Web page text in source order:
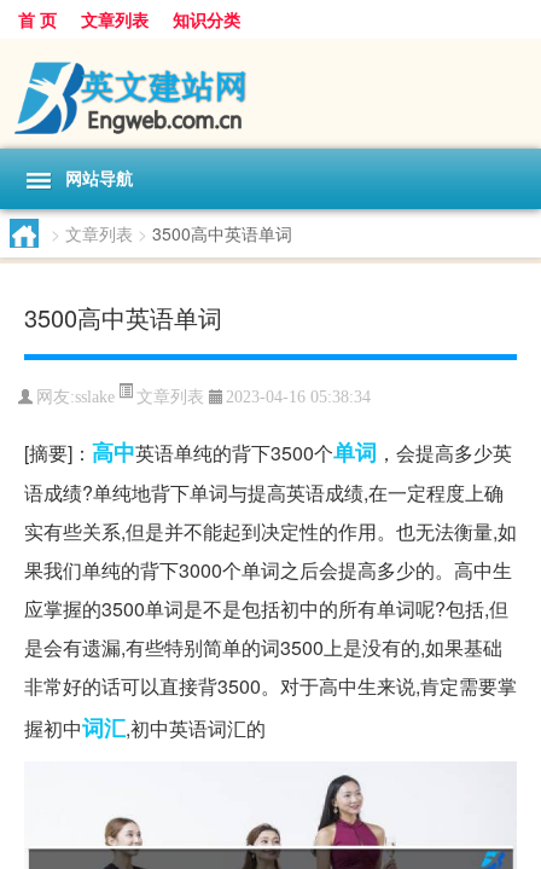
首 页 文章列表 知识分类
网站导航
> 文章列表 > 3500高中英语单词
3500高中英语单词
网友:sslake 文章列表 2023-04-16 05:38:34
[摘要]： 高中英语单纯的背下3500个单词 ，会提高多少英
语成绩?单纯地背下单词与提高英语成绩,在一定程度上确
实有些关系,但是并不能起到决定性的作用。也无法衡量,如
果我们单纯的背下3000个单词之后会提高多少的。高中生
应掌握的3500单词是不是包括初中的所有单词呢?包括,但
是会有遗漏,有些特别简单的词3500上是没有的,如果基础
非常好的话可以直接背3500。对于高中生来说,肯定需要掌
握初中词汇,初中英语词汇的